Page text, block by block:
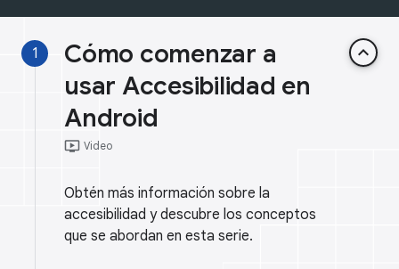
1
Cómo comenzar a
usar Accesibilidad en
Android
keyboard_arrow_up
ondemand_video Video
Obtén más información sobre la
accesibilidad y descubre los conceptos
que se abordan en esta serie.